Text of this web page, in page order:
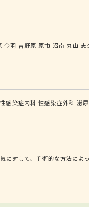
今羽 吉野原 原市 沼南 丸山 志
性感染症内科 性感染症外科 泌
対して、手術的な方法に